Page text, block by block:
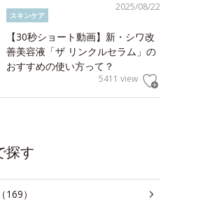
2025/08/22
スキンケア
【30秒ショート動画】新・シワ改
善美容液「ザ リンクルセラム」の
おすすめの使い方って？
5411 view
探す
）